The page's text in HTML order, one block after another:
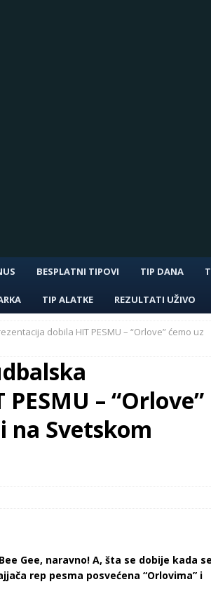
BESPLATNI TIPOVI TIP DANA
TIP ALATKE REZULTATI UŽIVO
dobila HIT PESMU – “Orlove” ćemo uz
– “Orlove”
na Svetskom
Gee, naravno! A, šta se dobije kada se
rep pesma posvećena “Orlovima” i